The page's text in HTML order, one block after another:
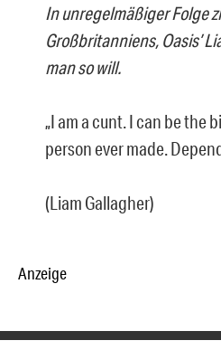
In unregelmäßiger Folge
Großbritanniens, Oasis’
man so will.
„I am a cunt. I can be the
person ever made.
(Liam Gallagher)
Anzeige